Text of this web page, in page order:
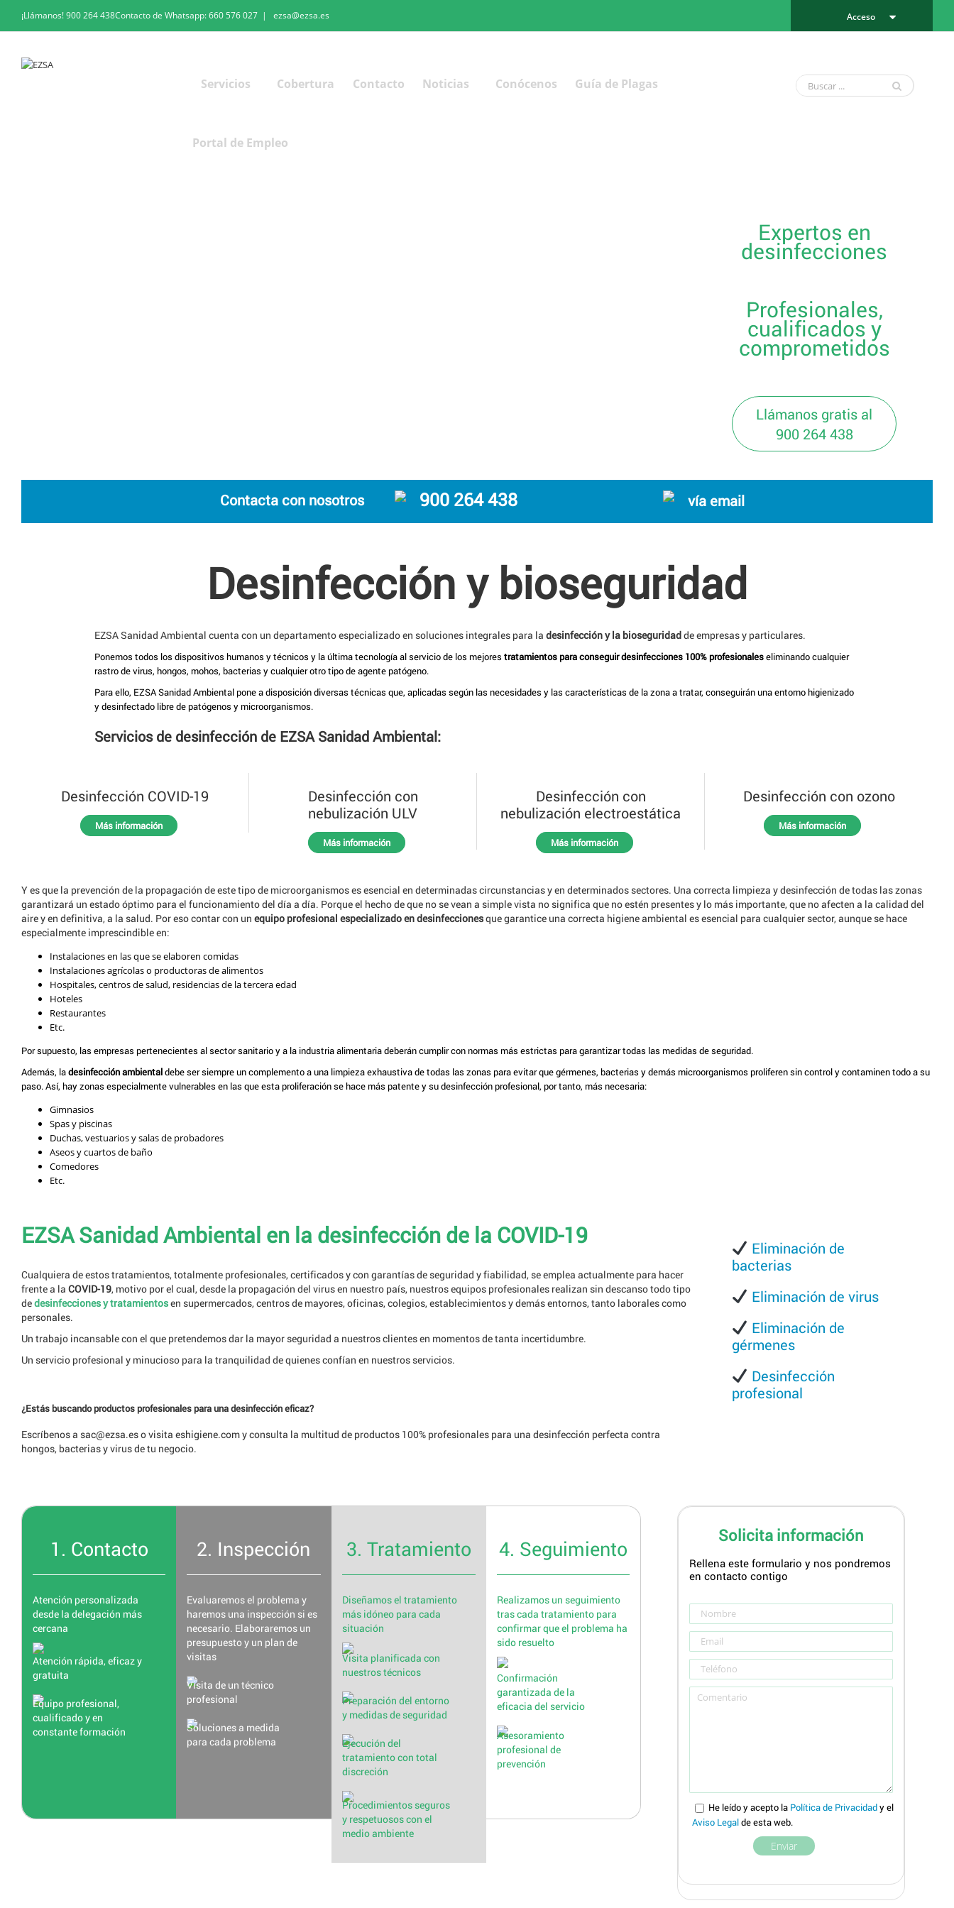
¡Llámanos!900 264 438Contacto de Whatsapp:660 576 027 | ezsa@ezsa.es Acceso
Servicios Cobertura Contacto Noticias Conócenos Guía de Plagas
Portal de Empleo
Expertos en
desinfecciones
Profesionales,
cualificados y
comprometidos
Llámanos gratis al
900 264 438
Contacta con nosotros 900 264 438 vía email
Desinfección y bioseguridad
EZSA Sanidad Ambiental cuenta con un departamento especializado en soluciones integrales para la desinfección y la bioseguridadde empresas y particulares.
Ponemos todos los dispositivos humanos y técnicos y la última tecnología al servicio de los mejores tratamientos para conseguir desinfecciones 100% profesionaleseliminando cualquier
rastro de virus, hongos, mohos, bacterias y cualquier otro tipo de agente patógeno.
Para ello, EZSA Sanidad Ambiental pone a disposición diversas técnicas que, aplicadas según las necesidades y las características de la zona a tratar, conseguirán una entorno higienizado
y desinfectado libre de patógenos y microorganismos.
Servicios de desinfección de EZSA Sanidad Ambiental:
Desinfección COVID-19
Más información
Desinfección con
nebulización ULV
Más información
Desinfección con
nebulización electroestática
Más información
Desinfección con ozono
Más información
Y es que la prevención de la propagación de este tipo de microorganismos es esencial en determinadas circunstancias y en determinados sectores. Una correcta limpieza y desinfección de todas las zonas
garantizará un estado óptimo para el funcionamiento del día a día. Porque el hecho de que no se vean a simple vista no significa que no estén presentes y lo más importante, que no afecten a la calidad del
aire y en definitiva, a la salud. Por eso contar con un equipo profesional especializado en desinfeccionesque garantice una correcta higiene ambiental es esencial para cualquier sector, aunque se hace
especialmente imprescindible en:
Instalaciones en las que se elaboren comidas
Instalaciones agrícolas o productoras de alimentos
Hospitales, centros de salud, residencias de la tercera edad
Hoteles
Restaurantes
Etc.
Por supuesto, las empresas pertenecientes al sector sanitario y a la industria alimentaria deberán cumplir con normas más estrictas para garantizar todas las medidas de seguridad.
Además, ladesinfección ambientaldebe ser siempre un complemento a una limpieza exhaustiva de todas las zonas para evitar que gérmenes, bacterias y demás microorganismos proliferen sin control y contaminen todo a su
paso. Así, hay zonas especialmente vulnerables en las que esta proliferación se hace más patente y su desinfección profesional, por tanto, más necesaria:
Gimnasios
Spas y piscinas
Duchas, vestuarios y salas de probadores
Aseos y cuartos de baño
Comedores
Etc.
EZSA Sanidad Ambiental en la desinfección de la COVID-19
Cualquiera de estos tratamientos, totalmente profesionales, certificados y con garantías de seguridad y fiabilidad, se emplea actualmente para hacer
frente a la COVID-19, motivo por el cual, desde la propagación del virus en nuestro país, nuestros equipos profesionales realizan sin descanso todo tipo
dedesinfecciones y tratamientosen supermercados, centros de mayores, oficinas, colegios, establecimientos y demás entornos, tanto laborales como
personales.
Un trabajo incansable con el que pretendemos dar la mayor seguridad a nuestros clientes en momentos de tanta incertidumbre.
Un servicio profesional y minucioso para la tranquilidad de quienes confían en nuestros servicios.
¿Estás buscando productos profesionales para una desinfección eficaz?
Escríbenos a sac@ezsa.eso visita eshigiene.comy consulta la multitud de productos 100% profesionales para una desinfección perfecta contra
hongos, bacterias y virus de tu negocio.
Eliminación de
bacterias
Eliminación de virus
Eliminación de
gérmenes
Desinfección
profesional
1. Contacto
Atención personalizada
desde la delegación más
cercana
Atención rápida, eficaz y
gratuita
Equipo profesional,
cualificado y en
constante formación
2. Inspección
Evaluaremos el problema y
haremos una inspección si es
necesario. Elaboraremos un
presupuesto y un plan de
visitas
Visita de un técnico
profesional
Soluciones a medida
para cada problema
3. Tratamiento
Diseñamos el tratamiento
más idóneo para cada
situación
Visita planificada con
nuestros técnicos
Preparación del entorno
y medidas de seguridad
Ejecución del
tratamiento con total
discreción
Procedimientos seguros
y respetuosos con el
medio ambiente
4. Seguimiento
Realizamos un seguimiento
tras cada tratamiento para
confirmar que el problema ha
sido resuelto
Confirmación
garantizada de la
eficacia del servicio
Asesoramiento
profesional de
prevención
Solicita información
Rellena este formulario y nos pondremos
en contacto contigo
He leído y acepto la Política de Privacidady el
Aviso Legalde esta web.